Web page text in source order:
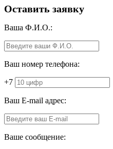
Оставить заявку
Ваша Ф.И.О.:
Ваш номер телефона:
+7
Ваш E-mail адрес:
Ваше сообщение: